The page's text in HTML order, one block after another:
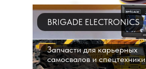
BRIGADE ELECTRONICS
Запчасти для карьерных
самосвалов и спецтехники